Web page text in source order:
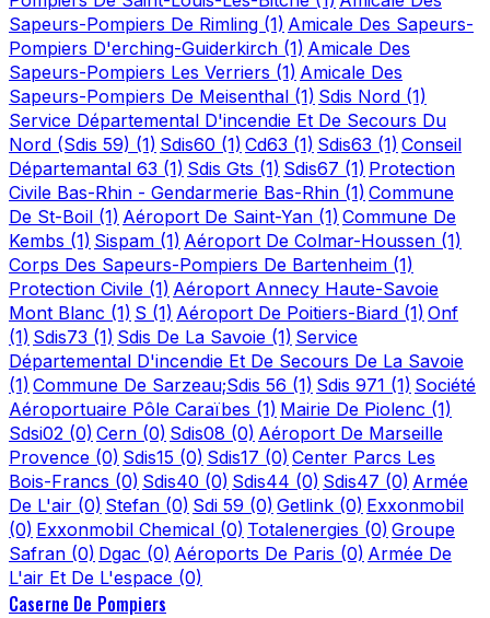
Sapeurs-Pompiers De Rimling (1) Amicale Des Sapeurs-
Pompiers D'erching-Guiderkirch (1) Amicale Des
Sapeurs-Pompiers Les Verriers (1) Amicale Des
Sapeurs-Pompiers De Meisenthal (1) Sdis Nord (1)
Service Départemental D'incendie Et De Secours Du
Nord (Sdis 59) (1) Sdis60 (1) Cd63 (1) Sdis63 (1) Conseil
Départemantal 63 (1) Sdis Gts (1) Sdis67 (1) Protection
Civile Bas-Rhin - Gendarmerie Bas-Rhin (1) Commune
De St-Boil (1) Aéroport De Saint-Yan (1) Commune De
Kembs (1) Sispam (1) Aéroport De Colmar-Houssen (1)
Corps Des Sapeurs-Pompiers De Bartenheim (1)
Protection Civile (1) Aéroport Annecy Haute-Savoie
Mont Blanc (1) S (1) Aéroport De Poitiers-Biard (1) Onf
(1) Sdis73 (1) Sdis De La Savoie (1) Service
Départemental D'incendie Et De Secours De La Savoie
(1) Commune De Sarzeau;Sdis 56 (1) Sdis 971 (1) Société
Aéroportuaire Pôle Caraïbes (1) Mairie De Piolenc (1)
Sdsi02 (0) Cern (0) Sdis08 (0) Aéroport De Marseille
Provence (0) Sdis15 (0) Sdis17 (0) Center Parcs Les
Bois-Francs (0) Sdis40 (0) Sdis44 (0) Sdis47 (0) Armée
De L'air (0) Stefan (0) Sdi 59 (0) Getlink (0) Exxonmobil
(0) Exxonmobil Chemical (0) Totalenergies (0) Groupe
Safran (0) Dgac (0) Aéroports De Paris (0) Armée De
L'air Et De L'espace (0)
Caserne De Pompiers